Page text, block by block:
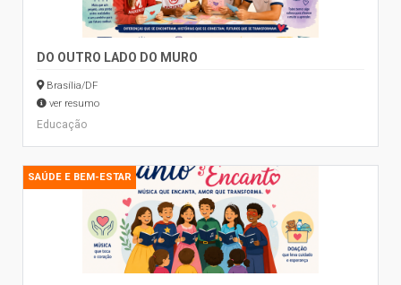
DO OUTRO LADO DO MURO
Brasília/DF
ver resumo
Educação
SAÚDE E BEM-ESTAR